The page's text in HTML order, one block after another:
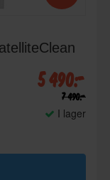
5 490:-
7 490:-
I lager